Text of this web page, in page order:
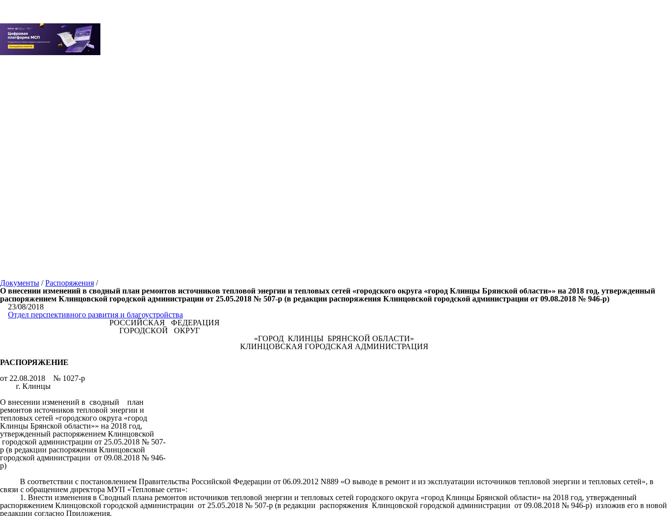
Документы /Распоряжения /
О внесении изменений в сводный план ремонтов источников тепловой энергии и тепловых сетей «городского округа «город Клинцы Брянской области»» на 2018 год, утвержденный
распоряжением Клинцовской городской администрации от 25.05.2018 № 507-р (в редакции распоряжения Клинцовской городской администрации от 09.08.2018 № 946-р)
23/08/2018
Отдел перспективного развития и благоустройства
РОССИЙСКАЯ ФЕДЕРАЦИЯ
ГОРОДСКОЙ ОКРУГ
«ГОРОД КЛИНЦЫ БРЯНСКОЙ ОБЛАСТИ»
КЛИНЦОВСКАЯ ГОРОДСКАЯ АДМИНИСТРАЦИЯ
РАСПОРЯЖЕНИЕ
от 22.08.2018 № 1027-р
г. Клинцы
О внесении изменений в сводный план
ремонтов источников тепловой энергии и
тепловых сетей «городского округа «город
Клинцы Брянской области»» на 2018 год,
утвержденный распоряжением Клинцовской
городской администрации от 25.05.2018 № 507-
р (в редакции распоряжения Клинцовской
городской администрации от 09.08.2018 № 946-
р)
В соответствии с постановлением Правительства Российской Федерации от 06.09.2012 N889 «О выводе в ремонт и из эксплуатации источников тепловой энергии и тепловых сетей», в
связи с обращением директора МУП «Тепловые сети»:
1. Внести изменения в Сводный плана ремонтов источников тепловой энергии и тепловых сетей городского округа «город Клинцы Брянской области» на 2018 год, утвержденный
распоряжением Клинцовской городской администрации от 25.05.2018 № 507-р (в редакции распоряжения Клинцовской городской администрации от 09.08.2018 № 946-р) изложив его в новой
редакции согласно Приложения.